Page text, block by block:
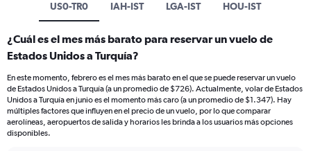
US0-TR0 IAH-IST LGA-IST HOU-IST
¿Cuál es el mes más barato para reservar un vuelo de
Estados Unidos a Turquía?
En este momento, febrero es el mes más barato en el que se puede reservar un vuelo
de Estados Unidos a Turquía (a un promedio de $726). Actualmente, volar de Estados
Unidos a Turquía en junio es el momento más caro (a un promedio de $1.347). Hay
múltiples factores que influyen en el precio de un vuelo, por lo que comparar
aerolíneas, aeropuertos de salida y horarios les brinda a los usuarios más opciones
disponibles.